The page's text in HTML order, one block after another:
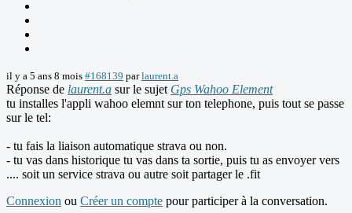
il y a 5 ans 8 mois #168139 parlaurent.a
Réponse de laurent.a sur le sujet Gps Wahoo Element
tu installes l'appli wahoo elemnt sur ton telephone, puis tout se passe
sur le tel:
- tu fais la liaison automatique strava ou non.
- tu vas dans historique tu vas dans ta sortie, puis tu as envoyer vers
.... soit un service strava ou autre soit partager le .fit
Connexion ou Créer un compte pour participer à la conversation.